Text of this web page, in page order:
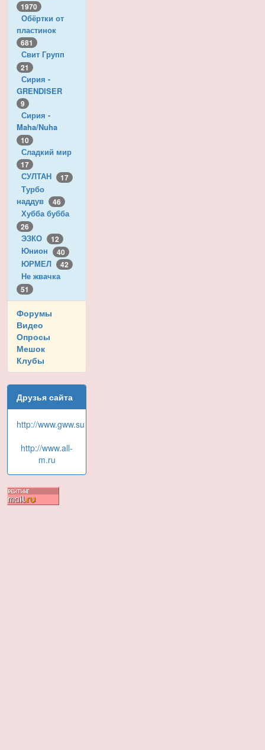
1970
Обёртки от
пластинок
681
Свит Групп
21
Сирия -
GRENDISER
9
Сирия -
Maha/Nuha
10
Сладкий мир
17
СУЛТАН 17
Турбо
наддув
46
Хубба бубба
26
ЭЗКО 12
Юнион 40
ЮРМЕЛ 42
Не жвачка
51
Форумы
Видео
Опросы
Мешок
Клубы
Друзья сайта
http://www.gww.su
http://www.all-
m.ru